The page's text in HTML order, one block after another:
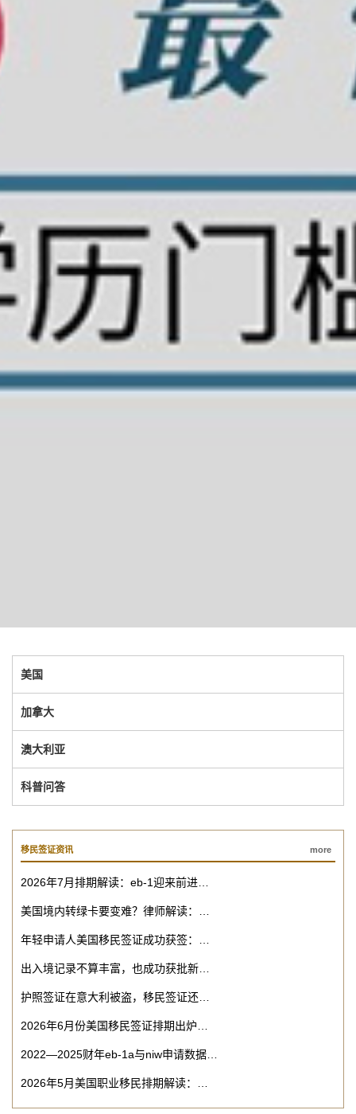
美国
加拿大
澳大利亚
科普问答
移民签证资讯 more
2026年7月排期解读：eb-1迎来前进…
美国境内转绿卡要变难？律师解读：…
年轻申请人美国移民签证成功获签：…
出入境记录不算丰富，也成功获批新…
护照签证在意大利被盗，移民签证还…
2026年6月份美国移民签证排期出炉…
2022—2025财年eb-1a与niw申请数据…
2026年5月美国职业移民排期解读：…